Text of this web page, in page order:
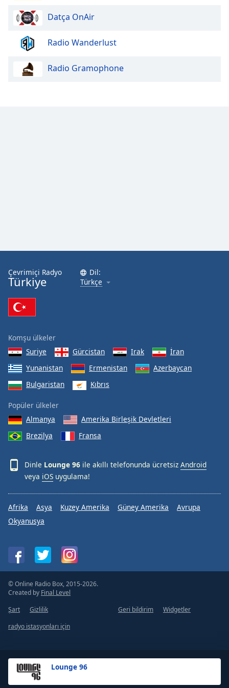
Lounge 96
Datça OnAir
Radio Wanderlust
Radio Gramophone
Çevrimiçi Radyo
Türkiye
Dil:
Türkçe
Komşu ülkeler
Suriye
Gürcistan Irak
İran
Yunanistan
Ermenistan
Azerbaycan
Bulgaristan
Kıbrıs
Popüler ülkeler
Almanya
Amerika Birleşik Devletleri
Brezilya
Fransa
Dinle Lounge 96 ile akıllı telefonunda ücretsiz Android
veya iOS uygulama!
Afrika Asya Kuzey Amerika Güney Amerika
Avrupa
Okyanusya
© Online Radio Box, 2015-2026.
Created by Final Level
Şart
Gizlilik Geri bildirim
Widgetler
radyo istasyonları için